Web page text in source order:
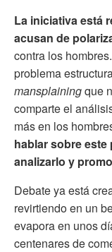
La iniciativa está
acusan de
contra los
problema
mansplainingque
comparte el
más en los
hablar sobre
analizarlo y
Debate ya está
revirtiendo en un
evapora en unos
centenares de